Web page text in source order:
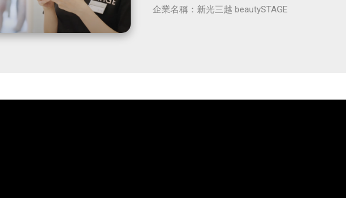
企業名稱：新光三越 beautySTAGE